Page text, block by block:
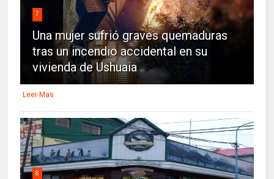
7
Una mujer sufrió graves quemaduras
tras un incendio accidental en su
vivienda de Ushuaia
Leer Mas
8